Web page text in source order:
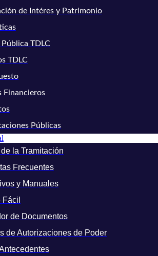
de Intéres y Patrimonio
TDLC
TDLC
Financieros
Públicas
la Tramitación
Frecuentes
y Manuales
Fácil
de Documentos
de Autorizaciones de Poder